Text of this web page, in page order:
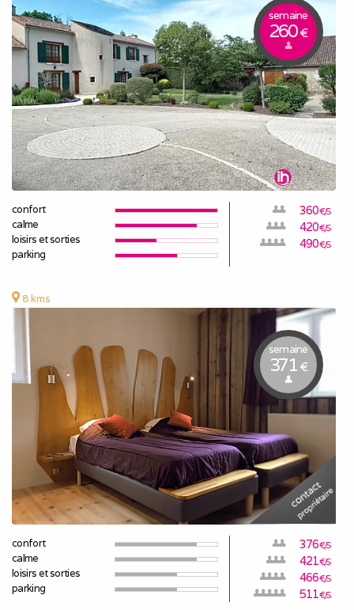
semaine
260€
confort
calme
loisirs et sorties
parking
360€/S
420€/S
490€/S
8 kms
semaine
371€
confort
calme
loisirs et sorties
parking
376€/S
421€/S
466€/S
511€/S